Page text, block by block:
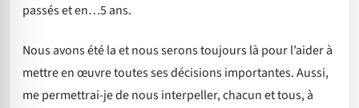
passés et en…5 ans.
Nous avons été la et nous serons toujours là pour l’aider à
mettre en œuvre toutes ses décisions importantes. Aussi,
me permettrai-je de nous interpeller, chacun et tous, à